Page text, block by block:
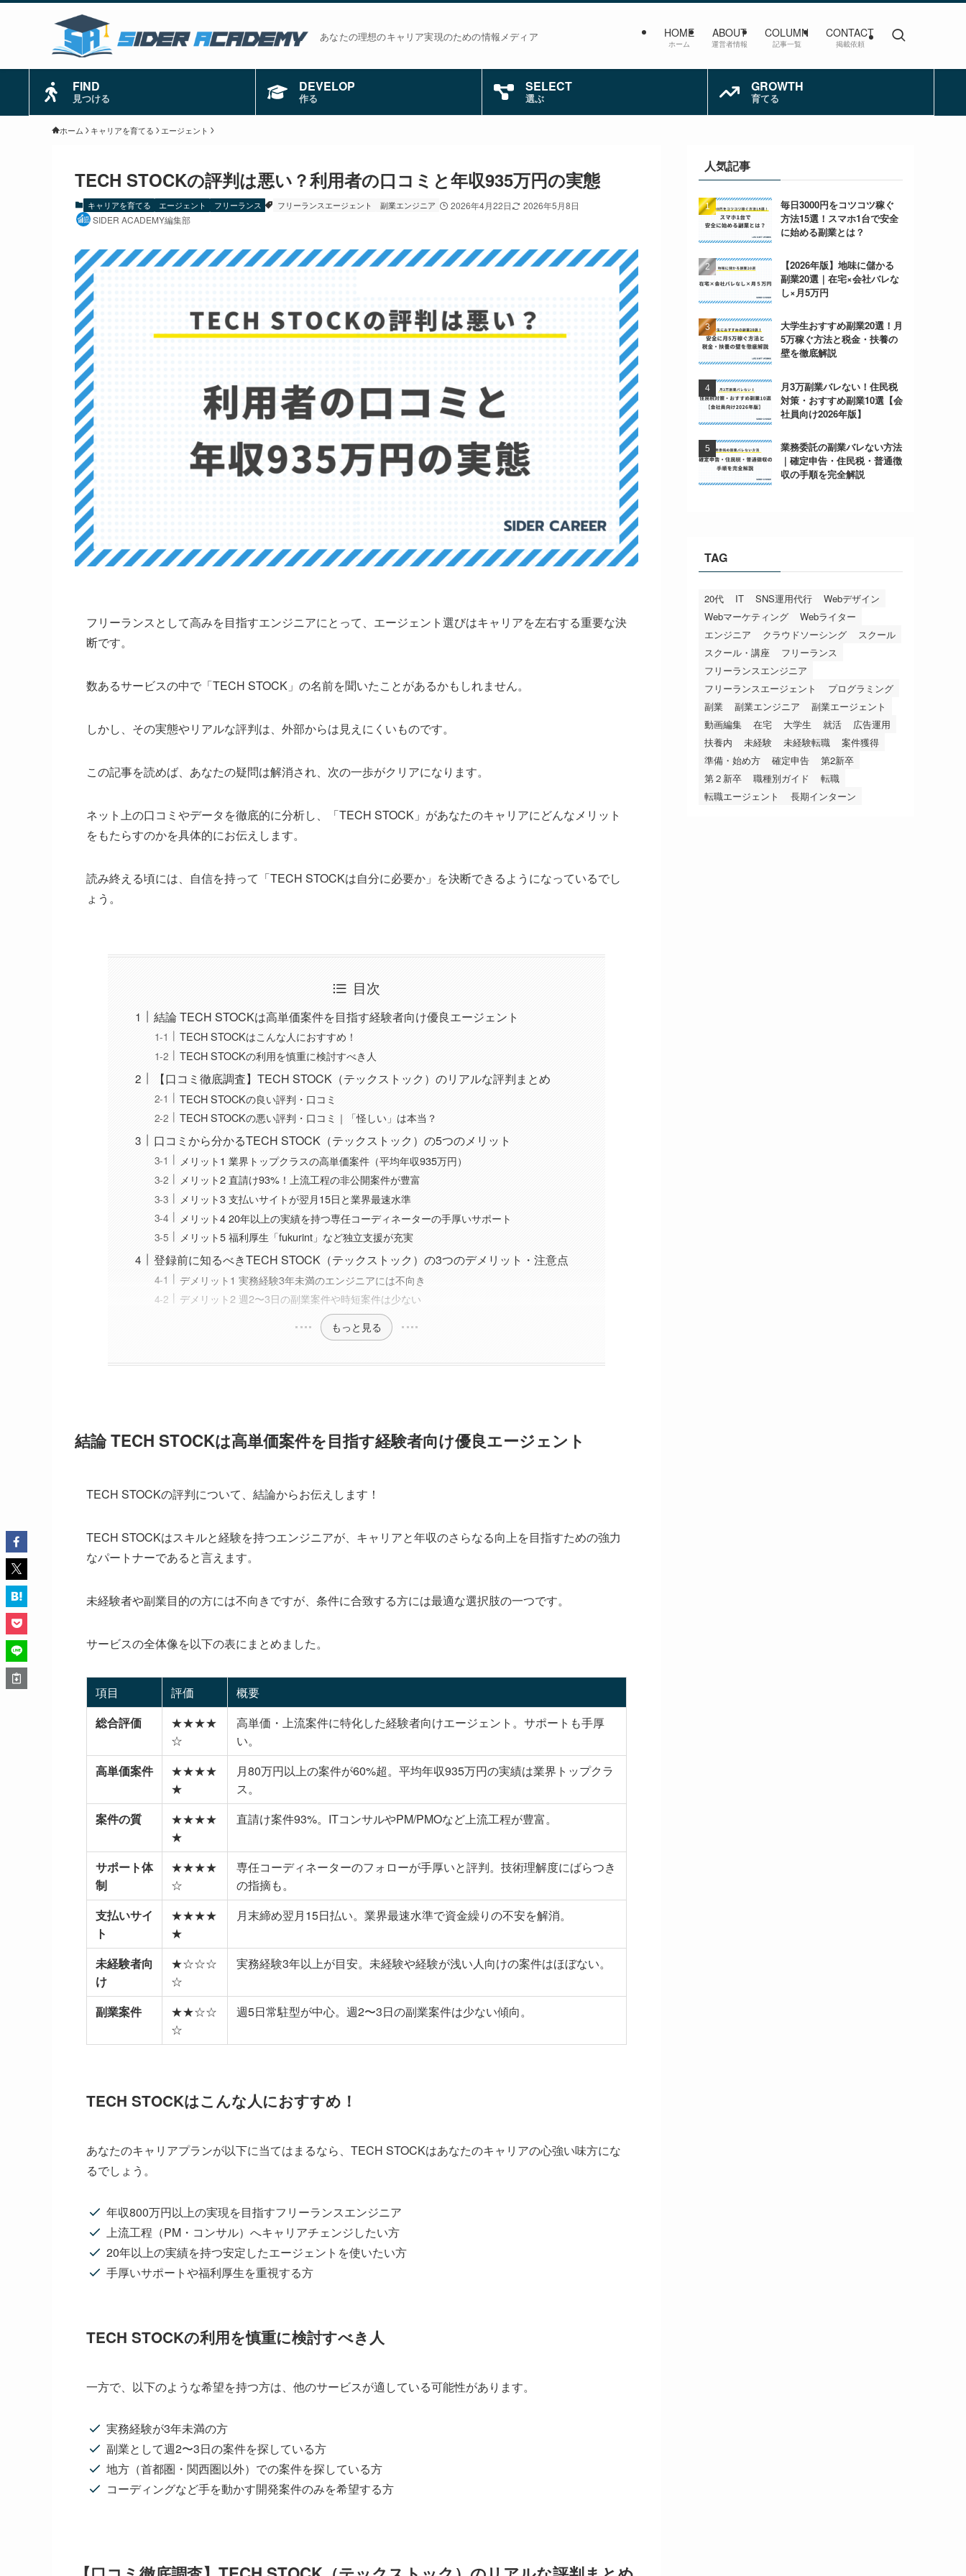
あなたの理想のキャリア実現のための情報メディア HOME
ホーム
ABOUT
運営者情報
COLUMN
記事一覧
CONTACT
掲載依頼
FIND
見つける
DEVELOP
作る
SELECT
選ぶ
GROWTH
育てる
ホーム キャリアを育てる エージェント
TECH STOCKの評判は悪い？利用者の口コミと年収935万円の実態
キャリアを育てる エージェント フリーランス フリーランスエージェント 副業エンジニア 2026年4月22日
2026年5月8日
SIDER ACADEMY編集部
フリーランスとして高みを目指すエンジニアにとって、エージェント選びはキャリアを左右する重要な決
断です。
数あるサービスの中で「TECH STOCK」の名前を聞いたことがあるかもしれません。
しかし、その実態やリアルな評判は、外部からは見えにくいものです。
この記事を読めば、あなたの疑問は解消され、次の一歩がクリアになります。
ネット上の口コミやデータを徹底的に分析し、「TECH STOCK」があなたのキャリアにどんなメリット
をもたらすのかを具体的にお伝えします。
読み終える頃には、自信を持って「TECH STOCKは自分に必要か」を決断できるようになっているでし
ょう。
目次
結論 TECH STOCKは高単価案件を目指す経験者向け優良エージェント
TECH STOCKはこんな人におすすめ！
TECH STOCKの利用を慎重に検討すべき人
【口コミ徹底調査】TECH STOCK（テックストック）のリアルな評判まとめ
TECH STOCKの良い評判・口コミ
TECH STOCKの悪い評判・口コミ｜「怪しい」は本当？
口コミから分かるTECH STOCK（テックストック）の5つのメリット
メリット1 業界トップクラスの高単価案件（平均年収935万円）
メリット2 直請け93%！上流工程の非公開案件が豊富
メリット3 支払いサイトが翌月15日と業界最速水準
メリット4 20年以上の実績を持つ専任コーディネーターの手厚いサポート
メリット5 福利厚生「fukurint」など独立支援が充実
登録前に知るべきTECH STOCK（テックストック）の3つのデメリット・注意点
デメリット1 実務経験3年未満のエンジニアには不向き
デメリット2 週2〜3日の副業案件や時短案件は少ない
もっと見る
結論 TECH STOCKは高単価案件を目指す経験者向け優良エージェント
TECH STOCKの評判について、結論からお伝えします！
TECH STOCKはスキルと経験を持つエンジニアが、キャリアと年収のさらなる向上を目指すための強力
なパートナーであると言えます。
未経験者や副業目的の方には不向きですが、条件に合致する方には最適な選択肢の一つです。
サービスの全体像を以下の表にまとめました。
項目 評価
概要
総合評価
★★★★
☆
高単価・上流案件に特化した経験者向けエージェント。サポートも手厚
い。
高単価案件
★★★★
★
月80万円以上の案件が60%超。平均年収935万円の実績は業界トップクラ
ス。
案件の質
★★★★
★
直請け案件93%。ITコンサルやPM/PMOなど上流工程が豊富。
サポート体
制
★★★★
☆
専任コーディネーターのフォローが手厚いと評判。技術理解度にばらつき
の指摘も。
支払いサイ
ト
★★★★
★
月末締め翌月15日払い。業界最速水準で資金繰りの不安を解消。
未経験者向
け
★☆☆☆
☆
実務経験3年以上が目安。未経験や経験が浅い人向けの案件はほぼない。
副業案件
★★☆☆
☆
週5日常駐型が中心。週2〜3日の副業案件は少ない傾向。
TECH STOCKはこんな人におすすめ！
あなたのキャリアプランが以下に当てはまるなら、TECH STOCKはあなたのキャリアの心強い味方にな
るでしょう。
年収800万円以上の実現を目指すフリーランスエンジニア
上流工程（PM・コンサル）へキャリアチェンジしたい方
20年以上の実績を持つ安定したエージェントを使いたい方
手厚いサポートや福利厚生を重視する方
TECH STOCKの利用を慎重に検討すべき人
一方で、以下のような希望を持つ方は、他のサービスが適している可能性があります。
実務経験が3年未満の方
副業として週2〜3日の案件を探している方
地方（首都圏・関西圏以外）での案件を探している方
コーディングなど手を動かす開発案件のみを希望する方
人気記事
毎日3000円をコツコツ稼ぐ
方法15選！スマホ1台で安全
に始める副業とは？
【2026年版】地味に儲かる
副業20選｜在宅×会社バレな
し×月5万円
大学生おすすめ副業20選！月
5万稼ぐ方法と税金・扶養の
壁を徹底解説
月3万副業バレない！住民税
対策・おすすめ副業10選【会
社員向け2026年版】
業務委託の副業バレない方法
｜確定申告・住民税・普通徴
収の手順を完全解説
TAG
20代 IT SNS運用代行
Webデザイン
Webマーケティング
Webライター
エンジニア
クラウドソーシング
スクール
スクール・講座
フリーランス
フリーランスエンジニア
フリーランスエージェント
プログラミング
副業
副業エンジニア
副業エージェント
動画編集
在宅 大学生 就活
広告運用
扶養内
未経験 未経験転職
案件獲得
準備・始め方
確定申告
第2新卒
第２新卒
職種別ガイド
転職
転職エージェント
長期インターン